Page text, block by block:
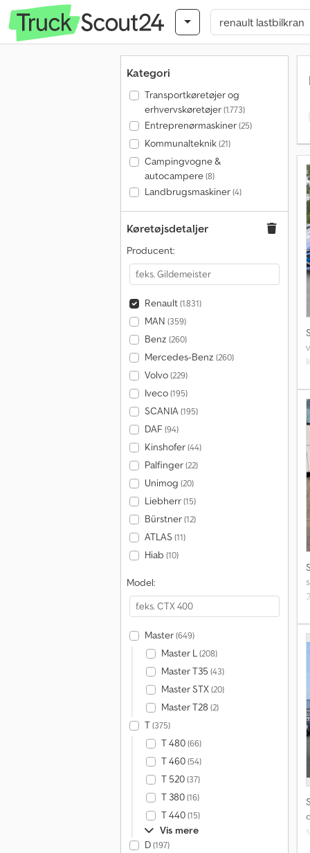
Kategori
Transportkøretøjer og
erhvervskøretøjer(1.773)
Entreprenørmaskiner(25)
Kommunalteknik(21)
Campingvogne &
autocampere(8)
Landbrugsmaskiner(4)
Køretøjsdetaljer
Producent:
Renault(1.831)
MAN (359)
Benz (260)
Mercedes-Benz (260)
Volvo(229)
Iveco(195)
SCANIA(195)
DAF (94)
Kinshofer(44)
Palfinger(22)
Unimog (20)
Liebherr(15)
Bürstner(12)
ATLAS (11)
Hiab (10)
Model:
Master(649)
Master L(208)
Master T35 (43)
Master STX(20)
Master T28 (2)
T(375)
T 480(66)
T 460(54)
T 520(37)
T 380(16)
T 440(15)
Vis mere
D(197)
2